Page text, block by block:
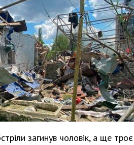
загинув чоловік, а ще